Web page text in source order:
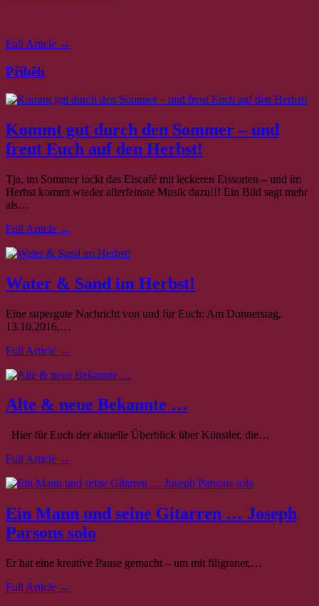
Full Article →
Příběh
Kommt gut durch den Sommer – und
freut Euch auf den Herbst!
Tja, im Sommer lockt das Eiscafé mit leckeren Eissorten – und im
Herbst kommt wieder allerfeinste Musik dazu!!! Ein Bild sagt mehr
als…
Full Article →
Water & Sand im Herbst!
Eine supergute Nachricht von und für Euch: Am Donnerstag,
13.10.2016,…
Full Article →
Alte & neue Bekannte …
Hier für Euch der aktuelle Überblick über Künstler, die…
Full Article →
Ein Mann und seine Gitarren … Joseph
Parsons solo
Er hat eine kreative Pause gemacht – um mit filigraner,…
Full Article →